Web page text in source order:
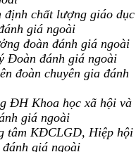
định chất lượng giáo dục
giá ngoài
đoàn đánh giá ngoài
Đoàn đánh giá ngoài
đoàn chuyên gia đánh
ĐH Khoa học xã hội và
giá ngoài
tâm KĐCLGD, Hiệp hội
giá ngoài